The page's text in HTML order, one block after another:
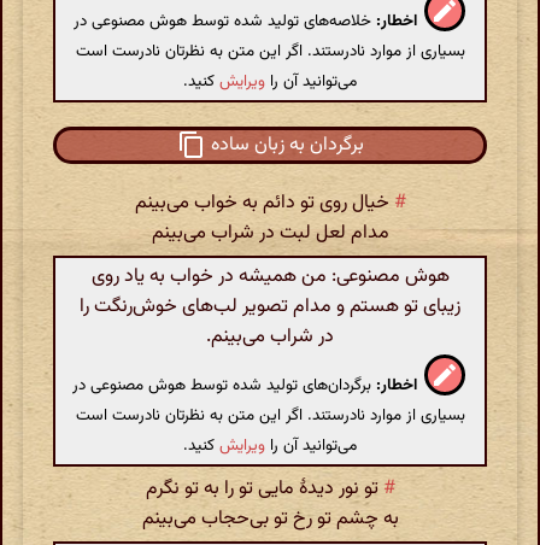
اخطار: خلاصه‌های تولید شده توسط هوش مصنوعی در
بسیاری از موارد نادرستند. اگر این متن به نظرتان نادرست است
می‌توانید آن را ویرایشکنید.
برگردان به زبان ساده
# خیال روی تو دائم به خواب می‌بینم
مدام لعل لبت در شراب می‌بینم
هوش مصنوعی: من همیشه در خواب به یاد روی
زیبای تو هستم و مدام تصویر لب‌های خوش‌رنگت را
در شراب می‌بینم.
اخطار: برگردان‌های تولید شده توسط هوش مصنوعی در
بسیاری از موارد نادرستند. اگر این متن به نظرتان نادرست است
می‌توانید آن را ویرایشکنید.
# تو نور دیدهٔ مایی تو را به تو نگرم
به چشم تو رخ تو بی‌حجاب می‌بینم